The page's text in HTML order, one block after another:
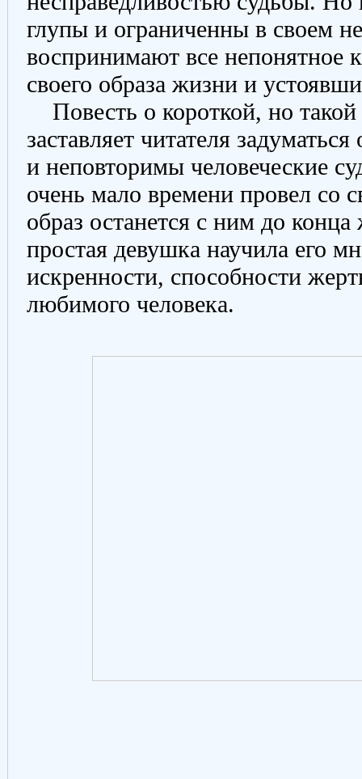
глупы и ограниченны в своем
воспринимают все непонятное
своего образа жизни и
Повесть о короткой, но
заставляет читателя
и неповторимы человеческие
очень мало времени провел со
образ останется с ним до
простая девушка научила его
искренности, способности
любимого человека.